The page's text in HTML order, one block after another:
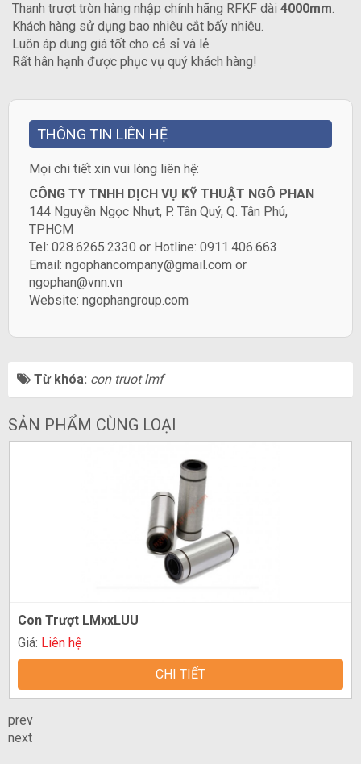
Thanh trượt tròn hàng nhập chính hãng RFKF dài 4000mm.
Khách hàng sử dụng bao nhiêu cắt bấy nhiêu.
Luôn áp dung giá tốt cho cả sỉ và lẻ.
Rất hân hạnh được phục vụ quý khách hàng!
THÔNG TIN LIÊN HỆ
​Mọi chi tiết xin vui lòng liên hệ:
CÔNG TY TNHH DỊCH VỤ KỸ THUẬT NGÔ PHAN
144 Nguyễn Ngọc Nhựt, P. Tân Quý, Q. Tân Phú,
TPHCM
Tel: 028.6265.2330 or Hotline: 0911.406.663
Email: ngophancompany@gmail.com or
ngophan@vnn.vn
Website: ngophangroup.com
Từ khóa: con truot lmf
SẢN PHẨM CÙNG LOẠI
Con Trượt LMxxLUU
Giá: Liên hệ
CHI TIẾT
prev
next